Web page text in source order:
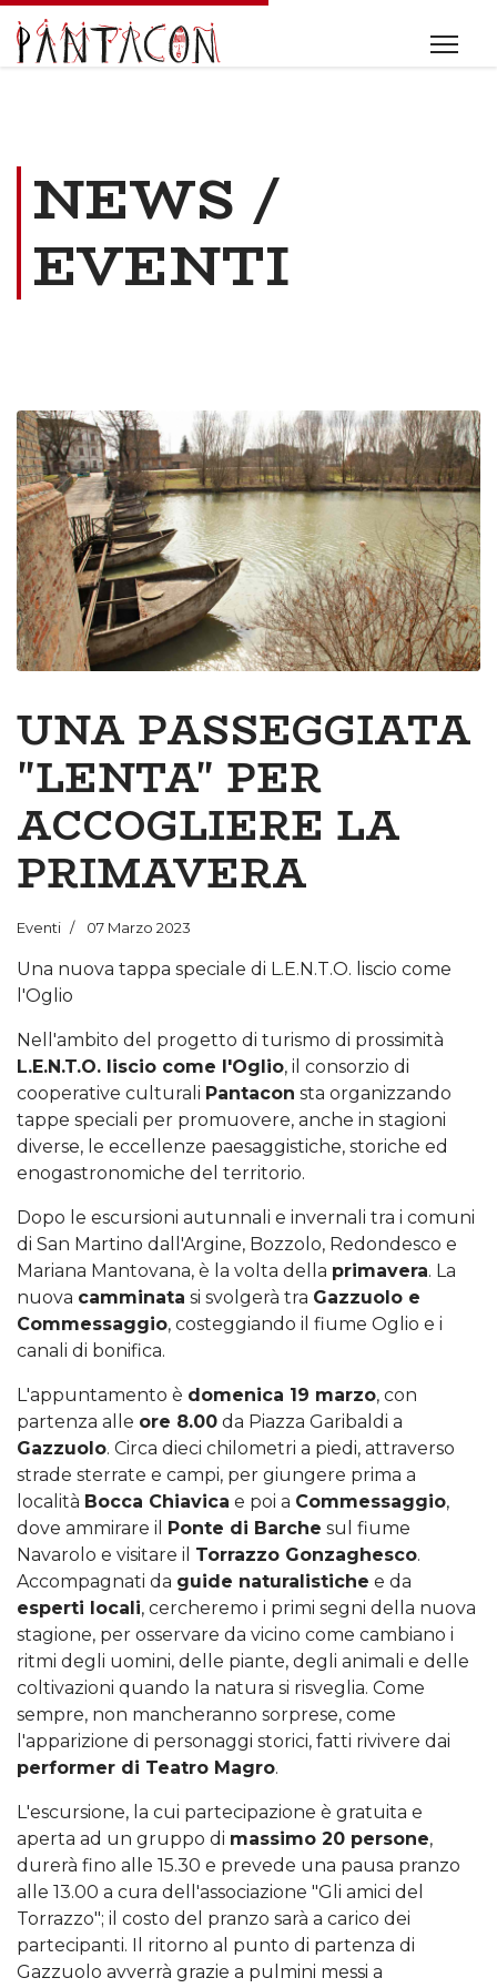
NEWS /
EVENTI
UNA PASSEGGIATA
"LENTA" PER
ACCOGLIERE LA
PRIMAVERA
Eventi 07 Marzo 2023
Una nuova tappa speciale di L.E.N.T.O. liscio come
l'Oglio
Nell'ambito del progetto di turismo di prossimità
L.E.N.T.O. liscio come l'Oglio, il consorzio di
cooperative culturali Pantacon sta organizzando
tappe speciali per promuovere, anche in stagioni
diverse, le eccellenze paesaggistiche, storiche ed
enogastronomiche del territorio.
Dopo le escursioni autunnali e invernali tra i comuni
di San Martino dall'Argine, Bozzolo, Redondesco e
Mariana Mantovana, è la volta della primavera. La
nuova camminata si svolgerà tra Gazzuolo e
Commessaggio, costeggiando il fiume Oglio e i
canali di bonifica.
L'appuntamento è domenica 19 marzo, con
partenza alle ore 8.00 da Piazza Garibaldi a
Gazzuolo. Circa dieci chilometri a piedi, attraverso
strade sterrate e campi, per giungere prima a
località Bocca Chiavica e poi a Commessaggio,
dove ammirare il Ponte di Barche sul fiume
Navarolo e visitare il Torrazzo Gonzaghesco.
Accompagnati da guide naturalistiche e da
esperti locali, cercheremo i primi segni della nuova
stagione, per osservare da vicino come cambiano i
ritmi degli uomini, delle piante, degli animali e delle
coltivazioni quando la natura si risveglia. Come
sempre, non mancheranno sorprese, come
l'apparizione di personaggi storici, fatti rivivere dai
performer di Teatro Magro.
L'escursione, la cui partecipazione è gratuita e
aperta ad un gruppo di massimo 20 persone,
durerà fino alle 15.30 e prevede una pausa pranzo
alle 13.00 a cura dell'associazione "Gli amici del
Torrazzo"; il costo del pranzo sarà a carico dei
partecipanti. Il ritorno al punto di partenza di
Gazzuolo avverrà grazie a pulmini messi a